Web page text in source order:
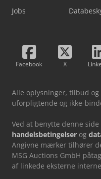
Jobs
Facebook X
Alle oplysninger, tilbud
uforpligtende og ikke-
Ved at benytte denne
handelsbetingelser og
Angivne mærker tilhører
MSG Auctions GmbH
af linkede eksterne